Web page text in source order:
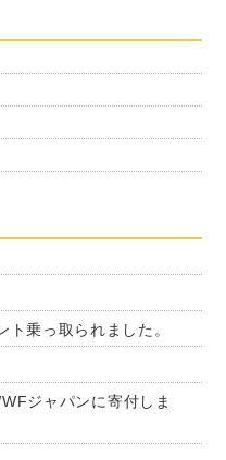
乗っ取られました。
ジャパンに寄付しま